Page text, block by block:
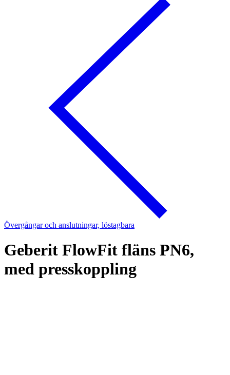
Övergångar och anslutningar, löstagbara
Geberit FlowFit fläns PN6,
med presskoppling